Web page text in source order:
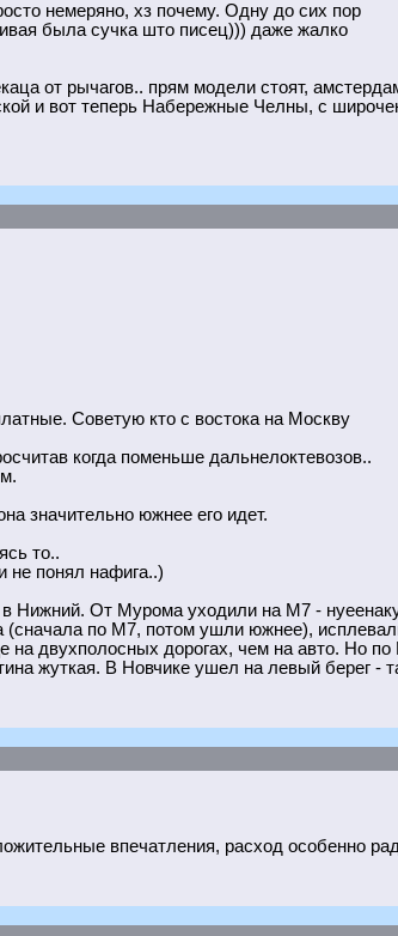
немеряно, хз почему. Одну до сих пор
была сучка што писец))) даже жалко
от рычагов.. прям модели стоят,
и вот теперь Набережные Челны, с
Советую кто с востока на Москву
когда поменьше дальнелоктевозов..
значительно южнее его идет.
то..
не понял нафига..)
Нижний. От Мурома уходили на М7 -
(сначала по М7, потом ушли южнее),
на двухполосных дорогах, чем на авто. Но
жуткая. В Новчике ушел на левый берег -
впечатления, расход особенно